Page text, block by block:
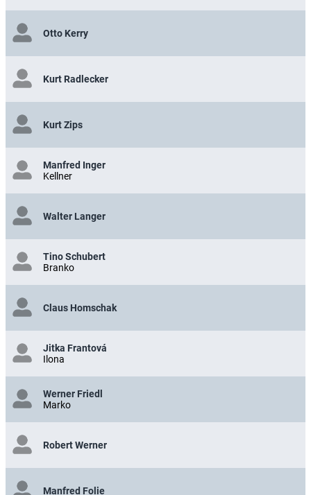
Otto Kerry
Kurt Radlecker
Kurt Zips
Manfred Inger
Kellner
Walter Langer
Tino Schubert
Branko
Claus Homschak
Jitka Frantová
Ilona
Werner Friedl
Marko
Robert Werner
Manfred Folie